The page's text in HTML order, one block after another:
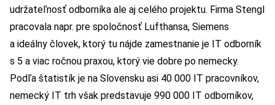
udržateľnosť odborníka ale aj celého projektu. Firma Stengl
pracovala napr. pre spoločnosť Lufthansa, Siemens
a ideálny človek, ktorý tu nájde zamestnanie je IT odborník
s 5 a viac ročnou praxou, ktorý vie dobre po nemecky.
Podľa štatistík je na Slovensku asi 40 000 IT pracovníkov,
nemecký IT trh však predstavuje 990 000 IT odborníkov,